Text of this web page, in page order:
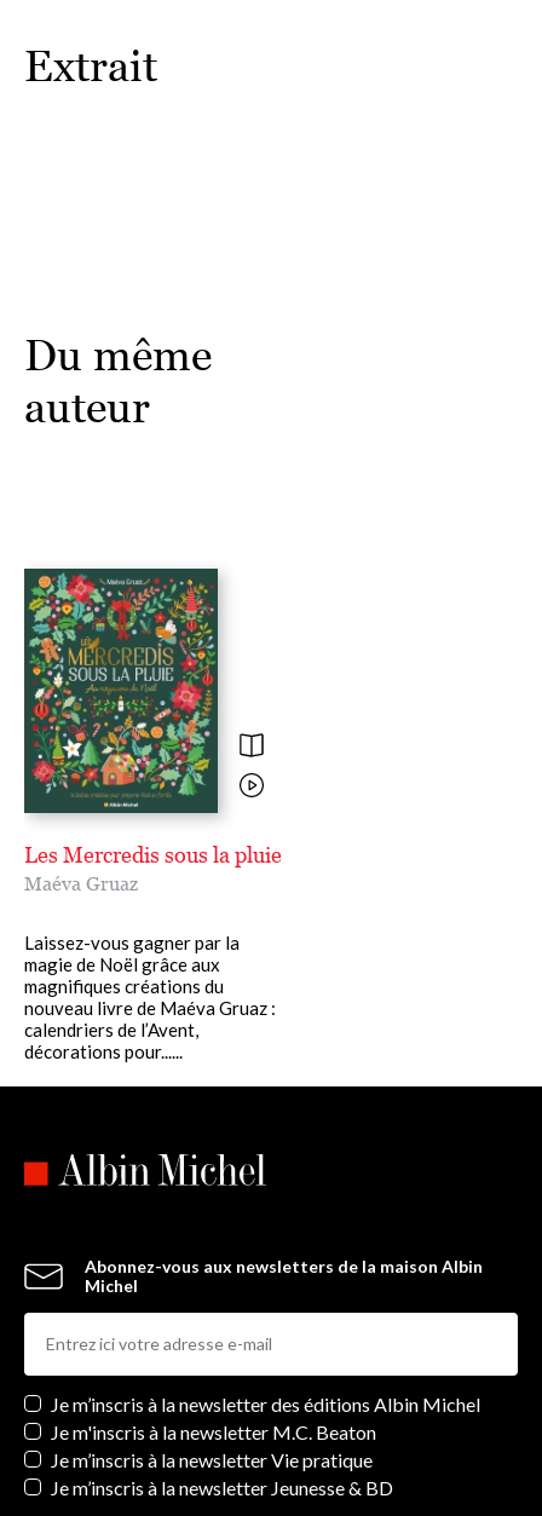
Extrait
Du même
auteur
Les Mercredis sous la pluie
Maéva Gruaz
Laissez-vous gagner par la
magie de Noël grâce aux
magnifiques créations du
nouveau livre de Maéva Gruaz :
calendriers de l’Avent,
décorations pour......
Abonnez-vous aux newsletters de la maison Albin
Michel
Newsletters
Je m’inscris à la newsletter des éditions Albin Michel
Je m'inscris à la newsletter M.C. Beaton
Je m’inscris à la newsletter Vie pratique
Je m’inscris à la newsletter Jeunesse & BD